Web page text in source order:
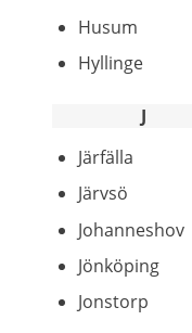
Husum
Hyllinge
J
Järfälla
Järvsö
Johanneshov
Jönköping
Jonstorp